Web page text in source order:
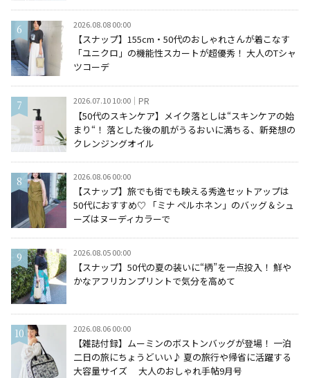
2026.08.08 00:00
【スナップ】155cm・50代のおしゃれさんが着こなす
「ユニクロ」の機能性スカートが超優秀！ 大人のTシャ
ツコーデ
2026.07.10 10:00 PR
【50代のスキンケア】メイク落としは“スキンケアの始
まり“！ 落とした後の肌がうるおいに満ちる、新発想の
クレンジングオイル
2026.08.06 00:00
【スナップ】旅でも街でも映える秀逸セットアップは
50代におすすめ♡ 「ミナ ペルホネン」のバッグ＆シュ
ーズはヌーディカラーで
2026.08.05 00:00
【スナップ】50代の夏の装いに“柄”を一点投入！ 鮮や
かなアフリカンプリントで気分を高めて
2026.08.06 00:00
【雑誌付録】ムーミンのボストンバッグが登場！ 一泊
二日の旅にちょうどいい♪ 夏の旅行や帰省に活躍する
大容量サイズ 大人のおしゃれ手帖9月号